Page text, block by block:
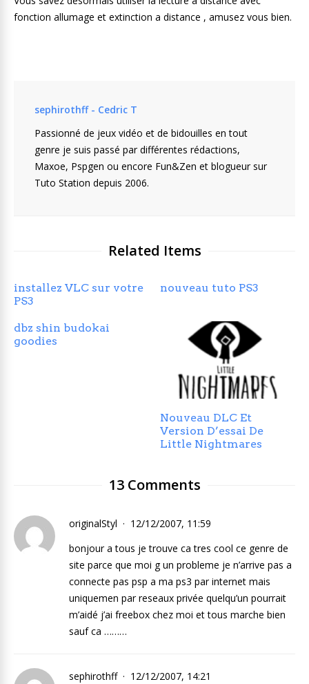
fonction allumage et extinction a distance , amusez vous bien.
sephirothff - Cedric T
Passionné de jeux vidéo et de bidouilles en tout
genre je suis passé par différentes rédactions,
Maxoe, Pspgen ou encore Fun&Zen et blogueur sur
Tuto Station depuis 2006.
Related Items
installez VLC sur votre
PS3
nouveau tuto PS3
dbz shin budokai
goodies
Nouveau DLC Et
Version D’essai De
Little Nightmares
13 Comments
originalStyl
12/12/2007, 11:59
bonjour a tous je trouve ca tres cool ce genre de
site parce que moi g un probleme je n’arrive pas a
connecte pas psp a ma ps3 par internet mais
uniquemen par reseaux privée quelqu’un pourrait
m’aidé j’ai freebox chez moi et tous marche bien
sauf ca ………
sephirothff
12/12/2007, 14:21